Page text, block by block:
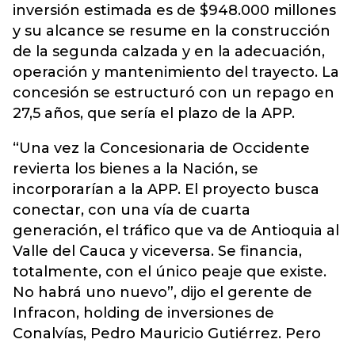
inversión estimada es de $948.000 millones
y su alcance se resume en la construcción
de la segunda calzada y en la adecuación,
operación y mantenimiento del trayecto. La
concesión se estructuró con un repago en
27,5 años, que sería el plazo de la APP.
“Una vez la Concesionaria de Occidente
revierta los bienes a la Nación, se
incorporarían a la APP. El proyecto busca
conectar, con una vía de cuarta
generación, el tráfico que va de Antioquia al
Valle del Cauca y viceversa. Se financia,
totalmente, con el único peaje que existe.
No habrá uno nuevo”, dijo el gerente de
Infracon, holding de inversiones de
Conalvías, Pedro Mauricio Gutiérrez. Pero